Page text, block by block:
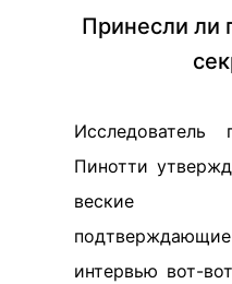
Принесли ли
Пинотти
веские
интервью вот-